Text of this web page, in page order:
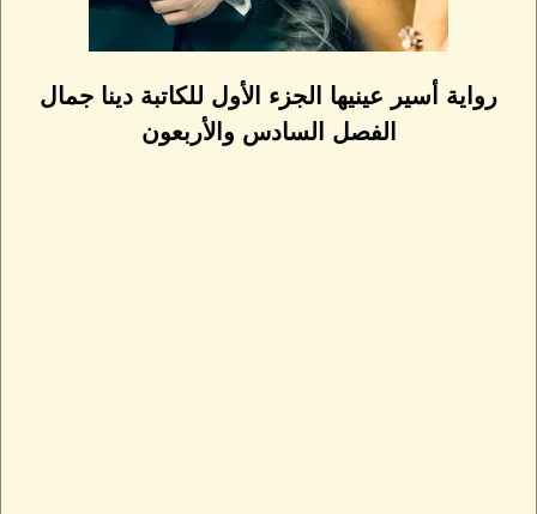
رواية أسير عينيها الجزء الأول للكاتبة دينا جمال
الفصل السادس والأربعون